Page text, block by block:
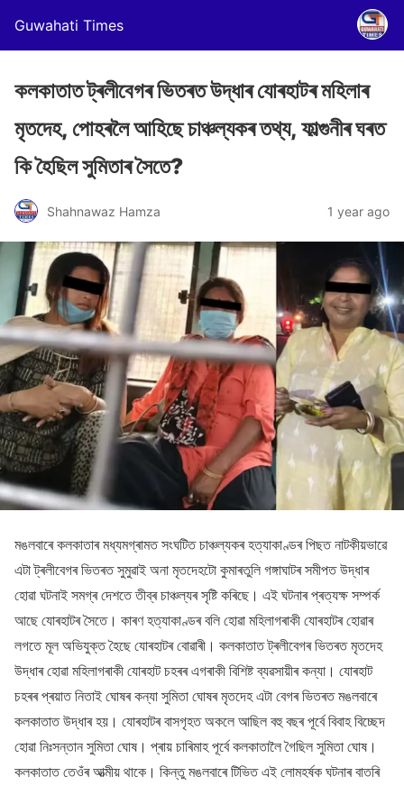
Guwahati Times
কলকাতাত ট্ৰলীবেগৰ ভিতৰত উদ্ধাৰ যোৰহাটৰ মহিলাৰ
মৃতদেহ, পোহৰলৈ আহিছে চাঞ্চল্যকৰ তথ্য, ফাল্গুনীৰ ঘৰত
কি হৈছিল সুমিতাৰ সৈতে?
Shahnawaz Hamza 1 year ago
মঙলবাৰে কলকাতাৰ মধ্যমগ্ৰামত সংঘটিত চাঞ্চল্যকৰ হত্যাকাণ্ডৰ পিছত নাটকীয়ভাৱে
এটা ট্ৰলীবেগৰ ভিতৰত সুমুৱাই অনা মৃতদেহটো কুমাৰতুলি গঙ্গাঘাটৰ সমীপত উদ্ধাৰ
হোৱা ঘটনাই সমগ্ৰ দেশতে তীব্ৰ চাঞ্চল্যৰ সৃষ্টি কৰিছে। এই ঘটনাৰ প্ৰত্যক্ষ সম্পৰ্ক
আছে যোৰহাটৰ সৈতে। কাৰণ হত্যাকাণ্ডৰ বলি হোৱা মহিলাগৰাকী যোৰহাটৰ হোৱাৰ
লগতে মূল অভিযুক্ত হৈছে যোৰহাটৰ বোৱাৰী। কলকাতাত ট্ৰলীবেগৰ ভিতৰত মৃতদেহ
উদ্ধাৰ হোৱা মহিলাগৰাকী যোৰহাট চহৰৰ এগৰাকী বিশিষ্ট ব্যৱসায়ীৰ কন্যা। যোৰহাট
চহৰৰ প্ৰয়াত নিতাই ঘোষৰ কন্যা সুমিতা ঘোষৰ মৃতদেহ এটা বেগৰ ভিতৰত মঙলবাৰে
কলকাতাত উদ্ধাৰ হয়। যোৰহাটৰ বাসগৃহত অকলে আছিল বহু বছৰ পূৰ্বে বিবাহ বিচ্ছেদ
হোৱা নিঃসন্তান সুমিতা ঘোষ। প্ৰায় চাৰিমাহ পূৰ্বে কলকাতালৈ গৈছিল সুমিতা ঘোষ।
কলকাতাত তেওঁৰ আত্মীয় থাকে। কিন্তু মঙলবাৰে টিভিত এই লোমহৰ্ষক ঘটনাৰ বাতৰি